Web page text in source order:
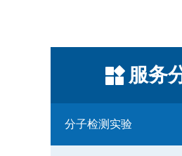
服务
分子检测实验